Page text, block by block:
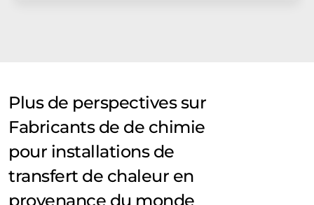
Plus de perspectives sur
Fabricants de de chimie
pour installations de
transfert de chaleur en
provenance du monde